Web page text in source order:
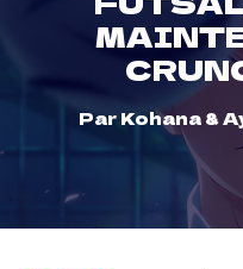
ParKohana &